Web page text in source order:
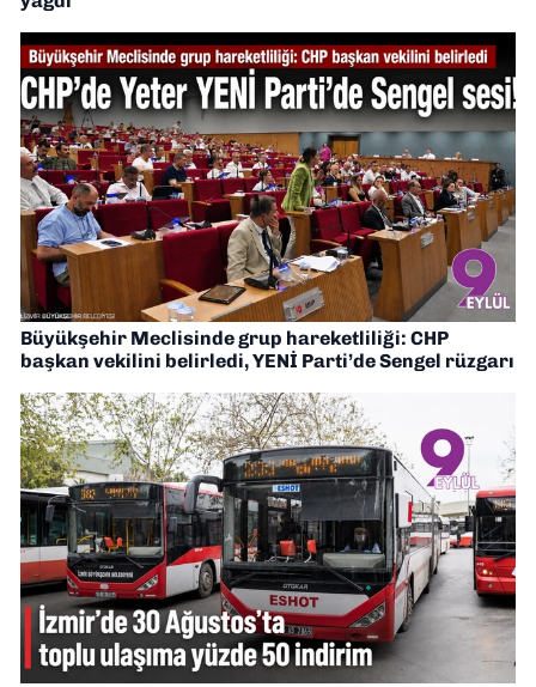
Büyükşehir Meclisinde grup hareketliliği: CHP
başkan vekilini belirledi, YENİ Parti’de Sengel rüzgarı